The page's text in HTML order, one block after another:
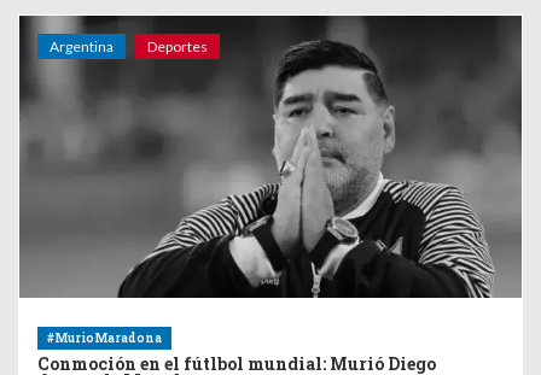
Argentina Deportes
#MurioMaradona
Conmoción en el fútlbol mundial: Murió Diego